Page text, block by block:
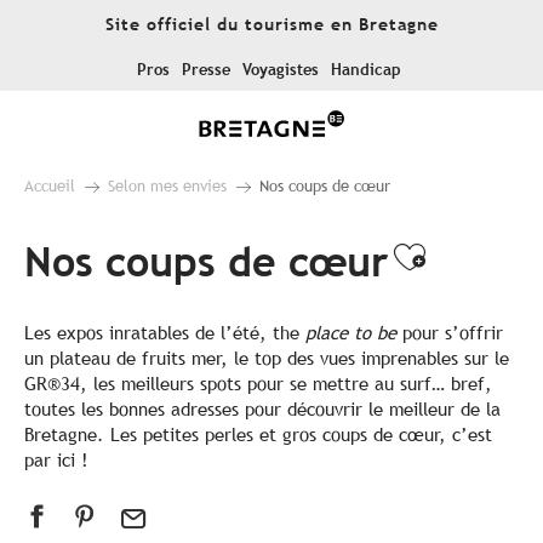
Site officiel du tourisme en Bretagne
Pros Presse Voyagistes Handicap
Accueil Selon mes envies Nos coups de cœur
Nos coups de cœur
Les expos inratables de l’été, the place to be pour s’offrir
un plateau de fruits mer, le top des vues imprenables sur le
GR®34, les meilleurs spots pour se mettre au surf… bref,
toutes les bonnes adresses pour découvrir le meilleur de la
Bretagne. Les petites perles et gros coups de cœur, c’est
par ici !